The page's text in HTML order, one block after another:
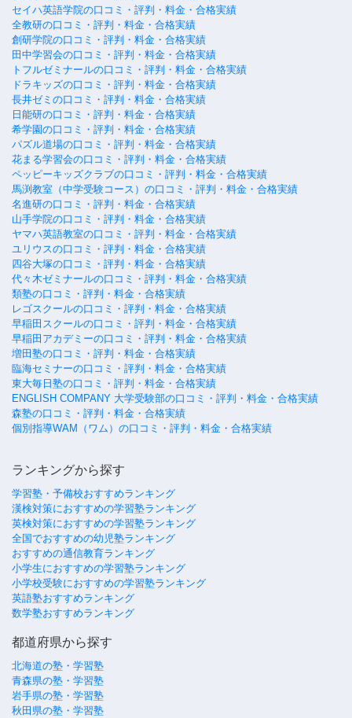
セイハ英語学院の口コミ・評判・料金・合格実績
全教研の口コミ・評判・料金・合格実績
創研学院の口コミ・評判・料金・合格実績
田中学習会の口コミ・評判・料金・合格実績
トフルゼミナールの口コミ・評判・料金・合格実績
ドラキッズの口コミ・評判・料金・合格実績
長井ゼミの口コミ・評判・料金・合格実績
日能研の口コミ・評判・料金・合格実績
希学園の口コミ・評判・料金・合格実績
パズル道場の口コミ・評判・料金・合格実績
花まる学習会の口コミ・評判・料金・合格実績
ペッピーキッズクラブの口コミ・評判・料金・合格実績
馬渕教室（中学受験コース）の口コミ・評判・料金・合格実績
名進研の口コミ・評判・料金・合格実績
山手学院の口コミ・評判・料金・合格実績
ヤマハ英語教室の口コミ・評判・料金・合格実績
ユリウスの口コミ・評判・料金・合格実績
四谷大塚の口コミ・評判・料金・合格実績
代々木ゼミナールの口コミ・評判・料金・合格実績
類塾の口コミ・評判・料金・合格実績
レゴスクールの口コミ・評判・料金・合格実績
早稲田スクールの口コミ・評判・料金・合格実績
早稲田アカデミーの口コミ・評判・料金・合格実績
増田塾の口コミ・評判・料金・合格実績
臨海セミナーの口コミ・評判・料金・合格実績
東大毎日塾の口コミ・評判・料金・合格実績
ENGLISH COMPANY 大学受験部の口コミ・評判・料金・合格実績
森塾の口コミ・評判・料金・合格実績
個別指導WAM（ワム）の口コミ・評判・料金・合格実績
ランキングから探す
学習塾・予備校おすすめランキング
漢検対策におすすめの学習塾ランキング
英検対策におすすめの学習塾ランキング
全国でおすすめの幼児塾ランキング
おすすめの通信教育ランキング
小学生におすすめの学習塾ランキング
小学校受験におすすめの学習塾ランキング
英語塾おすすめランキング
数学塾おすすめランキング
都道府県から探す
北海道の塾・学習塾
青森県の塾・学習塾
岩手県の塾・学習塾
秋田県の塾・学習塾